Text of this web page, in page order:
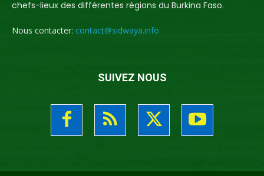
chefs-lieux des différentes régions du Burkina Faso.
Nous contacter: contact@sidwaya.info
SUIVEZ NOUS